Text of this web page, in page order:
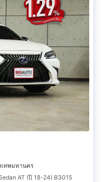
เทพมหานคร
AT (ปี 18-24) B3015